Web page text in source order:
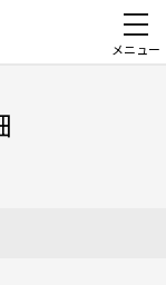
メニュー